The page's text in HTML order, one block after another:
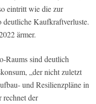
eintritt wie die zur
Kaufkraftverluste.
ärmer.
Raums sind deutlich
„der nicht zuletzt
und Resilienzpläne in
rechnet der